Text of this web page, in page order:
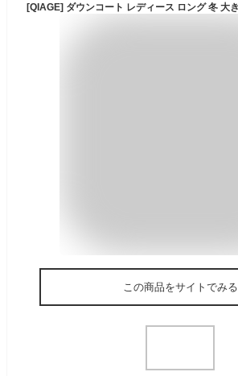
この商品をサイトでみる